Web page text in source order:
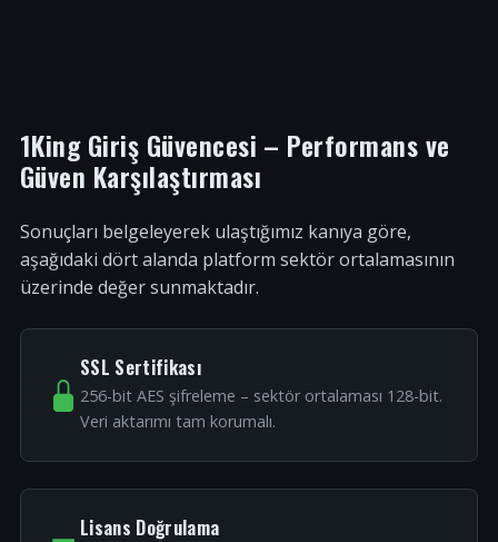
1King Giriş Güvencesi – Performans ve
Güven Karşılaştırması
Sonuçları belgeleyerek ulaştığımız kanıya göre,
aşağıdaki dört alanda platform sektör ortalamasının
üzerinde değer sunmaktadır.
SSL Sertifikası
256-bit AES şifreleme – sektör ortalaması 128-bit.
Veri aktarımı tam korumalı.
Lisans Doğrulama